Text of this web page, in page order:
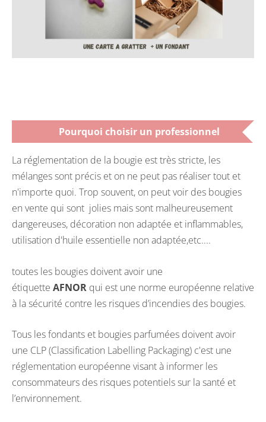
Pourquoi choisir un professionnel
La réglementation de la bougie est très stricte, les
mélanges sont précis et on ne peut pas réaliser tout et
n'importe quoi. Trop souvent, on peut voir des bougies
en vente qui sont jolies mais sont malheureusement
dangereuses, décoration non adaptée et inflammables,
utilisation d'huile essentielle non adaptée,etc....
toutes les bougies doivent avoir une
étiquette AFNOR qui est une norme européenne relative
à la sécurité contre les risques d’incendies des bougies.
Tous les fondants et bougies parfumées doivent avoir
une CLP (Classification Labelling Packaging) c'est une
réglementation européenne visant à informer les
consommateurs des risques potentiels sur la santé et
l’environnement.